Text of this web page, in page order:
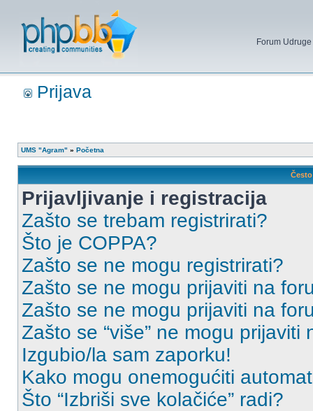
Forum
Prijava
UMS "Agram" » Početna
Prijavljivanje i registracija
Zašto se trebam registrirati?
Što je COPPA?
Zašto se ne mogu registrirati?
Zašto se ne mogu prijaviti na
Zašto se ne mogu prijaviti na
Zašto se “više” ne mogu prijaviti
Izgubio/la sam zaporku!
Kako mogu onemogućiti
Što “Izbriši sve kolačiće” radi?